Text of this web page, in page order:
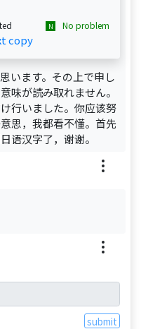
No problem
copy
います。その上で申し
味が読み取れません。
行いました。你应该努
思，我都看不懂。首先
语汉字了，谢谢。
submit